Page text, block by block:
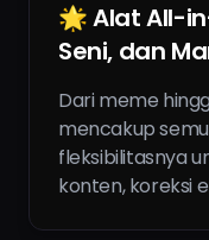
🌟 Alat All-
Seni, dan
Dari meme
mencakup
fleksibilitasnya
konten, koreksi